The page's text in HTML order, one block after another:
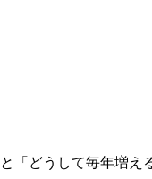
「どうして毎年増え